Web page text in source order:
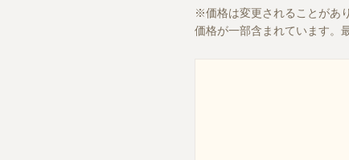
価格は変更されることがあ
価格が一部含まれています。